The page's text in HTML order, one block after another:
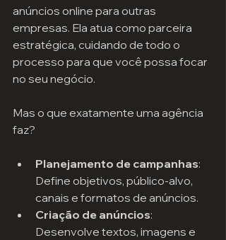
anúncios online para outras
empresas. Ela atua como parceira
estratégica, cuidando de todo o
processo para que você possa focar
no seu negócio.
Mas o que exatamente uma agência
faz?
Planejamento de campanhas:
Define objetivos, público-alvo,
canais e formatos de anúncios.
Criação de anúncios:
Desenvolve textos, imagens e